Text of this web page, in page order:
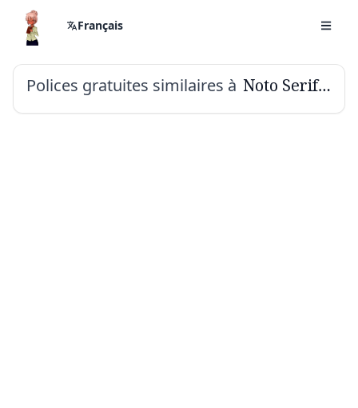
Français
Polices gratuites similaires à Noto Serif Khojki